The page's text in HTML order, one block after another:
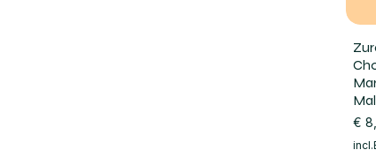
Prijs
€